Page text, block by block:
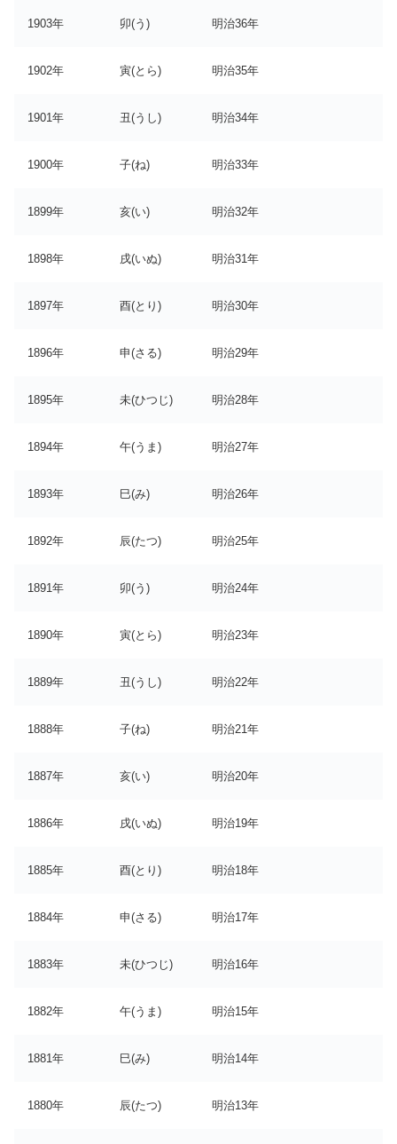
1903年 卯(う) 明治36年
1902年 寅(とら) 明治35年
1901年 丑(うし) 明治34年
1900年 子(ね) 明治33年
1899年 亥(い) 明治32年
1898年 戌(いぬ) 明治31年
1897年 酉(とり) 明治30年
1896年 申(さる) 明治29年
1895年 未(ひつじ) 明治28年
1894年 午(うま) 明治27年
1893年 巳(み) 明治26年
1892年 辰(たつ) 明治25年
1891年 卯(う) 明治24年
1890年 寅(とら) 明治23年
1889年 丑(うし) 明治22年
1888年 子(ね) 明治21年
1887年 亥(い) 明治20年
1886年 戌(いぬ) 明治19年
1885年 酉(とり) 明治18年
1884年 申(さる) 明治17年
1883年 未(ひつじ) 明治16年
1882年 午(うま) 明治15年
1881年 巳(み) 明治14年
1880年 辰(たつ) 明治13年